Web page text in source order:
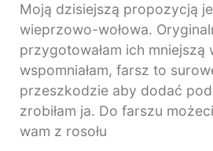
Moją dzisiejszą propozycją
wieprzowo-wołowa.
przygotowałam ich
wspomniałam, farsz to
przeszkodzie aby dodać
zrobiłam ja. Do farszu
wam z rosołu